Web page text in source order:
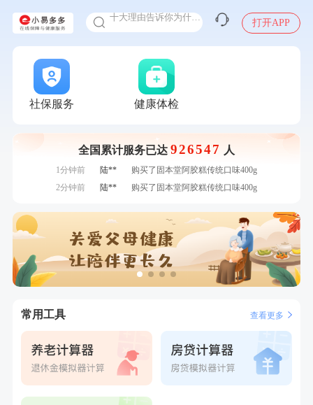
感染人偏肺病毒就会得肺炎吗
入职体检在线预约
甲状腺癌怎么筛查
打开APP
社保服务 健康体检
全国累计服务已达 926547 人
7分钟前 华**
成功预约了健康体检一档
7分钟前
侯**
购买了汤臣倍健水飞蓟葛根丹参片（护肝片）1.02g*120片
购买了K3颈椎按摩仪（浅灰色）
刚刚
购买了K3颈椎按摩仪（浅灰色）
1分钟前
叶**
成功预约了女性防癌筛查套餐
1分钟前
陆**
购买了固本堂阿胶糕传统口味400g
2分钟前
陆**
购买了固本堂阿胶糕传统口味400g
莫**
成功预约了青少年体检套餐
4分钟前
周**
购买了BP3颈椎热敷枕
6分钟前
侯**
购买了汤臣倍健水飞蓟葛根丹参片（护肝片）1.02g*120片
成功预约糖尿病强化体检套餐
7分钟前
侯**
购买了汤臣倍健水飞蓟葛根丹参片（护肝片）1.02g*120片
刚刚
购买了K3颈椎按摩仪（浅灰色）
常用工具 查看更多